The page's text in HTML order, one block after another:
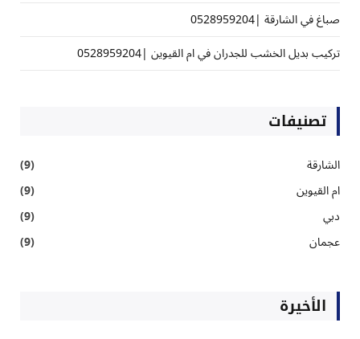
صباغ في الشارقة |0528959204
تركيب بديل الخشب للجدران في ام القيوين |0528959204
تصنيفات
الشارقة
(9)
ام القيوين
(9)
دبي
(9)
عجمان
(9)
الأخيرة